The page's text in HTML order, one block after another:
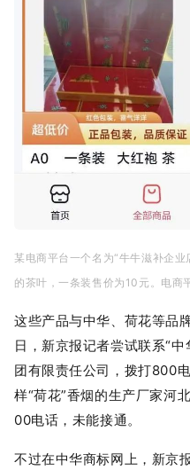
某电商平台一个名为“牛牛滋补企业
的茶叶，一条装售价为10元。电商
这些产品与中华、荷花等品
日，新京报记者尝试联系“
团有限责任公司，拨打800
样“荷花”香烟的生产厂家河
00电话，未能接通。
不过在中华商标网上，新京